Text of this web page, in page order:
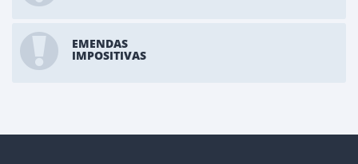
EMENDAS
IMPOSITIVAS